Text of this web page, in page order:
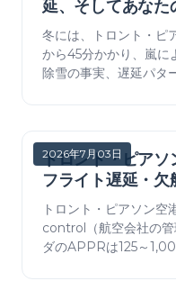
延、そしてあなた
冬には、トロント・ピ
から45分かかり、嵐に
除雪の事実、遅延パタ
2026年7月03日
トロント・ピアソ
フライト遅延・
トロント・ピアソン
control（航空会社の
ダのAPPRは125～